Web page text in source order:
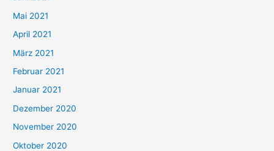
h
:
Mai 2021
April 2021
März 2021
Februar 2021
Januar 2021
Dezember 2020
November 2020
Oktober 2020